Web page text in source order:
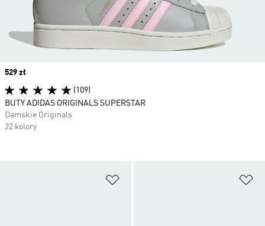
Price
529 zł
(109)
BUTY ADIDAS ORIGINALS SUPERSTAR
Damskie Originals
22 kolory